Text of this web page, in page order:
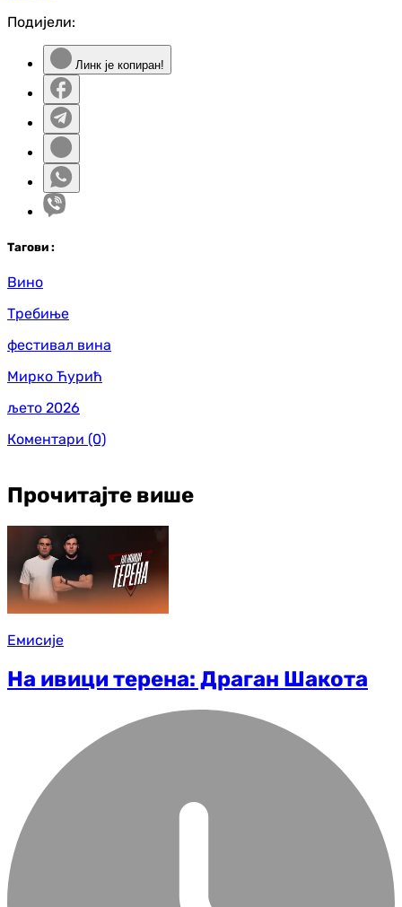
Подијели:
Линк је копиран!
Тагови :
Вино
Требиње
фестивал вина
Мирко Ћурић
љето 2026
Коментари (0)
Прочитајте више
Емисије
На ивици терена: Драган Шакота